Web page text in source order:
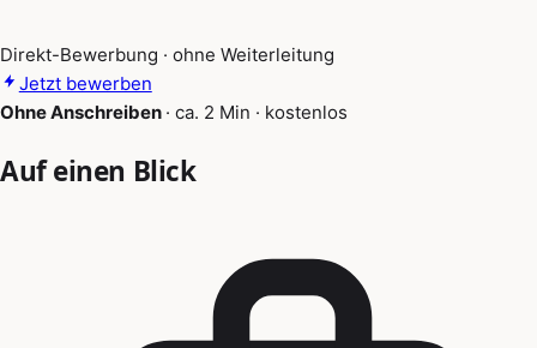
Direkt-Bewerbung · ohne Weiterleitung
Jetzt bewerben
Ohne Anschreiben · ca. 2 Min · kostenlos
Auf einen Blick